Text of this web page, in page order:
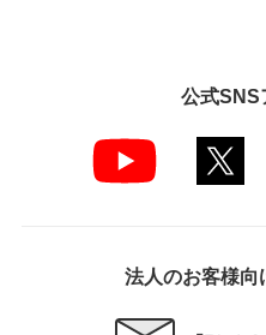
公式SNS
法人のお客様